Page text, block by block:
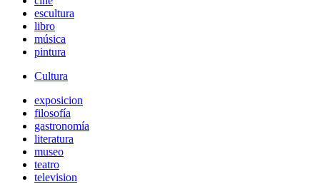
escultura
libro
música
pintura
Cultura
exposicion
filosofía
gastronomía
literatura
museo
teatro
television